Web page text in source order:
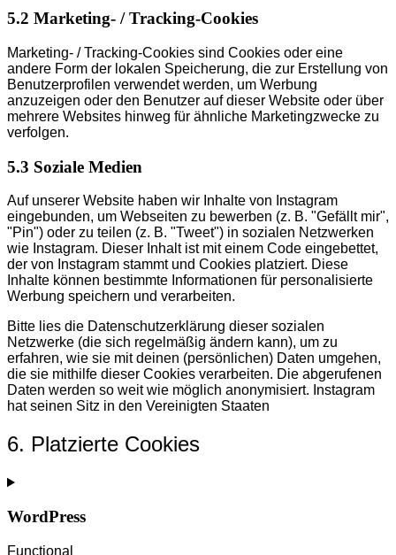
5.2 Marketing- / Tracking-Cookies
Marketing- / Tracking-Cookies sind Cookies oder eine
andere Form der lokalen Speicherung, die zur Erstellung von
Benutzerprofilen verwendet werden, um Werbung
anzuzeigen oder den Benutzer auf dieser Website oder über
mehrere Websites hinweg für ähnliche Marketingzwecke zu
verfolgen.
5.3 Soziale Medien
Auf unserer Website haben wir Inhalte von Instagram
eingebunden, um Webseiten zu bewerben (z. B. "Gefällt mir",
"Pin") oder zu teilen (z. B. "Tweet") in sozialen Netzwerken
wie Instagram. Dieser Inhalt ist mit einem Code eingebettet,
der von Instagram stammt und Cookies platziert. Diese
Inhalte können bestimmte Informationen für personalisierte
Werbung speichern und verarbeiten.
Bitte lies die Datenschutzerklärung dieser sozialen
Netzwerke (die sich regelmäßig ändern kann), um zu
erfahren, wie sie mit deinen (persönlichen) Daten umgehen,
die sie mithilfe dieser Cookies verarbeiten. Die abgerufenen
Daten werden so weit wie möglich anonymisiert. Instagram
hat seinen Sitz in den Vereinigten Staaten
6. Platzierte Cookies
WordPress
Functional